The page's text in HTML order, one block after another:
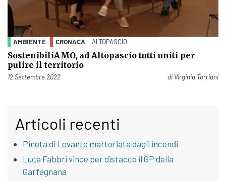
AMBIENTE CRONACA - ALTOPASCIO
SostenibiliAMO, ad Altopascio tutti uniti per
pulire il territorio
Pubblicato il
12 Settembre 2022 di Virginia Torriani
Articoli recenti
Pineta di Levante martoriata dagli incendi
Luca Fabbri vince per distacco il GP della
Garfagnana